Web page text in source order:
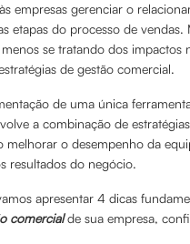
empresas gerenciar o
etapas do processo de vendas.
se tratando dos impactos
de gestão comercial.
de uma única
a combinação de
melhorar o desempenho da
resultados do negócio.
apresentar 4 dicas
comercialde sua empresa,